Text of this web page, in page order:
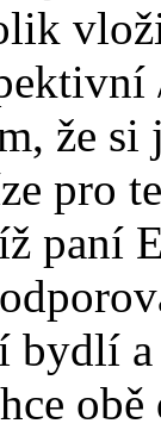
že si
pro
paní
obě